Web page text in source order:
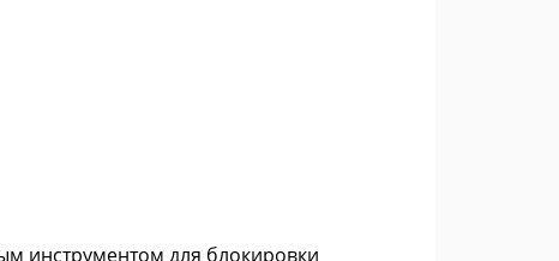
инструментом для блокировки